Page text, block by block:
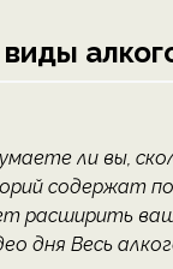
ли вы,
содержат
расширить
дня Весь